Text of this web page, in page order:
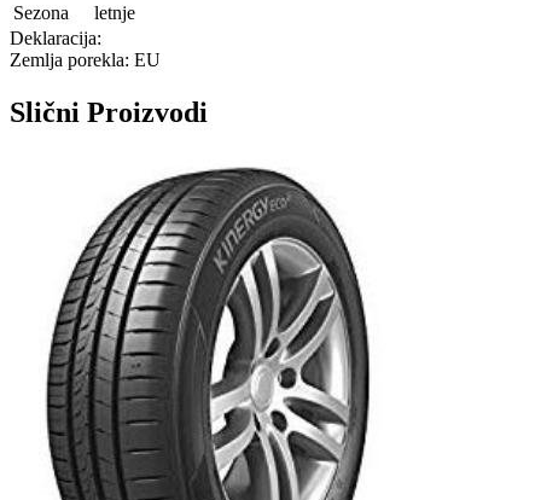
Sezona
letnje
Deklaracija:
Zemlja porekla: EU
Slični Proizvodi